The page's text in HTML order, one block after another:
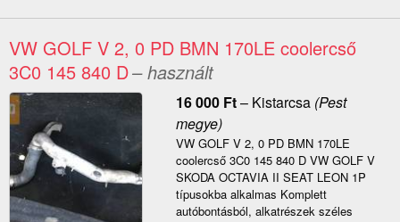
VW GOLF V 2, 0 PD BMN 170LE coolercső
3C0 145 840 D– használt
16 000 Ft– Kistarcsa(Pest
megye)
VW GOLF V 2, 0 PD BMN 170LE
coolercső 3C0 145 840 D VW GOLF V
SKODA OCTAVIA II SEAT LEON 1P
típusokba alkalmas Komplett
autóbontásból, alkatrészek széles